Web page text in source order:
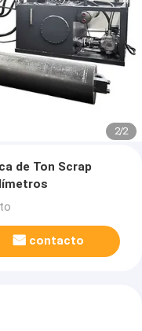
2/2
de Ton Scrap
contacto